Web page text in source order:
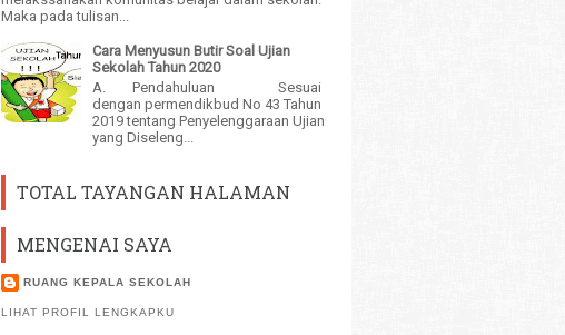
Maka pada tulisan...
Cara Menyusun Butir Soal Ujian
Sekolah Tahun 2020
A. Pendahuluan Sesuai
dengan permendikbud No 43 Tahun
2019 tentang Penyelenggaraan Ujian
yang Diseleng...
TOTAL TAYANGAN HALAMAN
MENGENAI SAYA
RUANG KEPALA SEKOLAH
LIHAT PROFIL LENGKAPKU